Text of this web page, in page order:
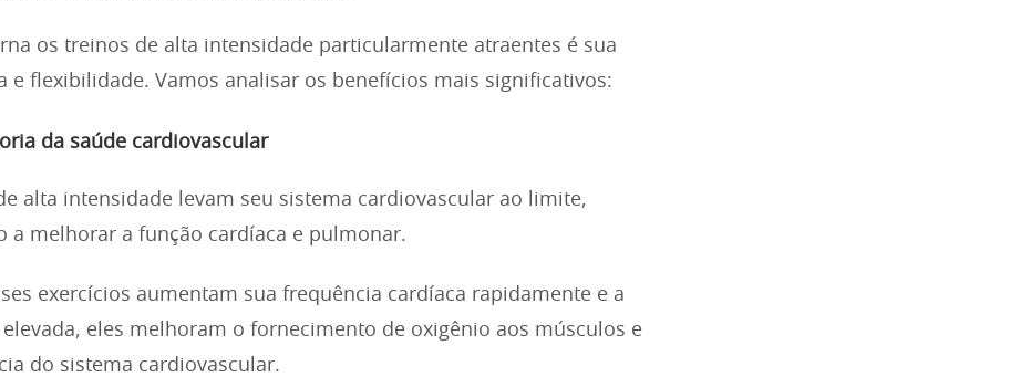
os treinos de alta intensidade particularmente atraentes é sua
e flexibilidade. Vamos analisar os benefícios mais significativos:
da saúde cardiovascular
alta intensidade levam seu sistema cardiovascular ao limite,
a melhorar a função cardíaca e pulmonar.
exercícios aumentam sua frequência cardíaca rapidamente e a
eles melhoram o fornecimento de oxigênio aos músculos e
do sistema cardiovascular.